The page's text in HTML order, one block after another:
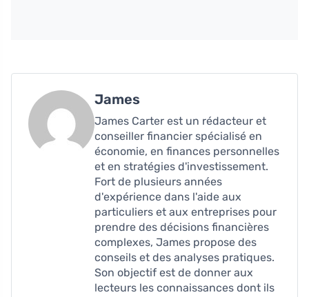
James
James Carter est un rédacteur et
conseiller financier spécialisé en
économie, en finances personnelles
et en stratégies d'investissement.
Fort de plusieurs années
d'expérience dans l'aide aux
particuliers et aux entreprises pour
prendre des décisions financières
complexes, James propose des
conseils et des analyses pratiques.
Son objectif est de donner aux
lecteurs les connaissances dont ils